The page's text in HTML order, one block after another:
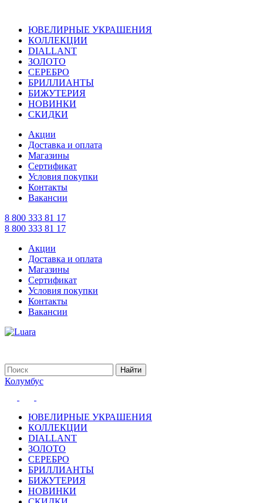
ЮВЕЛИРНЫЕ УКРАШЕНИЯ
КОЛЛЕКЦИИ
DIALLANT
ЗОЛОТО
СЕРЕБРО
БРИЛЛИАНТЫ
БИЖУТЕРИЯ
НОВИНКИ
СКИДКИ
Акции
Доставка и оплата
Магазины
Сертификат
Условия покупки
Контакты
Вакансии
8 800 333 81 17
8 800 333 81 17
Акции
Доставка и оплата
Магазины
Сертификат
Условия покупки
Контакты
Вакансии
Колумбус
ЮВЕЛИРНЫЕ УКРАШЕНИЯ
КОЛЛЕКЦИИ
DIALLANT
ЗОЛОТО
СЕРЕБРО
БРИЛЛИАНТЫ
БИЖУТЕРИЯ
НОВИНКИ